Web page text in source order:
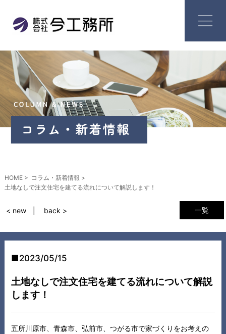
HOME
コラム・新着情報
土地なしで注文住宅を建てる流れについて解説します！
一覧
< new back >
2023/05/15
土地なしで注文住宅を建てる流れについて解説
します！
五所川原市、青森市、弘前市、つがる市で家づくりをお考えの